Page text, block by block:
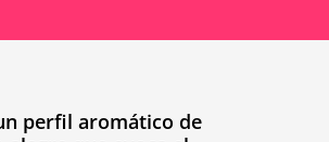
perfil aromático de